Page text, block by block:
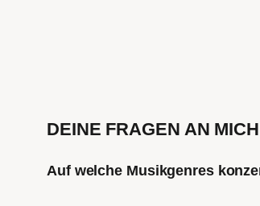
DEINE FRAGEN AN
Auf welche Musikgenres